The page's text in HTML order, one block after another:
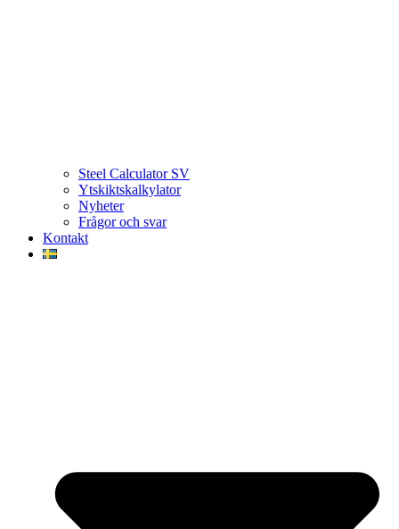
Steel Calculator SV
Ytskiktskalkylator
Nyheter
Frågor och svar
Kontakt